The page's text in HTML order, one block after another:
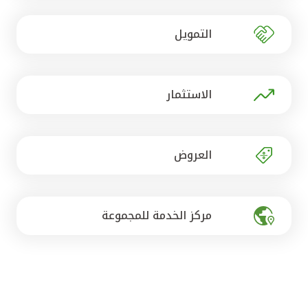
مصر
التمويل
الاستثمار
العروض
مركز الخدمة للمجموعة